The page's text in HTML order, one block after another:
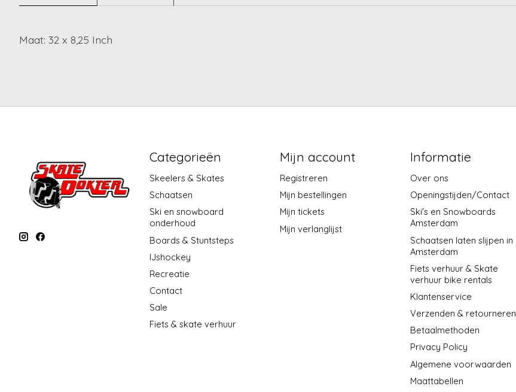
Maat: 32 x 8,25 Inch
Categorieën
Skeelers & Skates
Schaatsen
Ski en snowboard
onderhoud
Boards & Stuntsteps
IJshockey
Recreatie
Contact
Sale
Fiets & skate verhuur
Mijn account
Registreren
Mijn bestellingen
Mijn tickets
Mijn verlanglijst
Informatie
Over ons
Openingstijden/Contact
Ski's en Snowboards
Amsterdam
Schaatsen laten slijpen in
Amsterdam
Fiets verhuur & Skate
verhuur bike rentals
Klantenservice
Verzenden & retourneren
Betaalmethoden
Privacy Policy
Algemene voorwaarden
Maattabellen